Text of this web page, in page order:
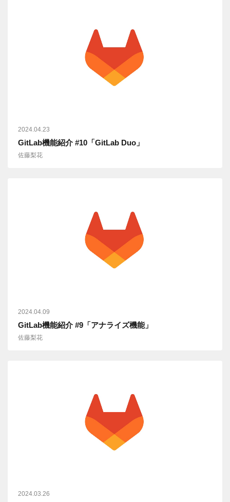
2024.04.23
GitLab機能紹介 #10「GitLab Duo」
佐藤梨花
2024.04.09
GitLab機能紹介 #9「アナライズ機能」
佐藤梨花
2024.03.26